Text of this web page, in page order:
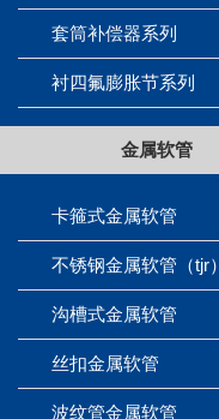
套筒补偿器系列
衬四氟膨胀节系列
金属软管
卡箍式金属软管
不锈钢金属软管（tjr）
沟槽式金属软管
丝扣金属软管
波纹管金属软管